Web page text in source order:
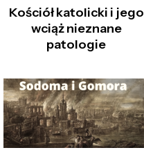
Kościół katolicki i jego
wciąż nieznane
patologie